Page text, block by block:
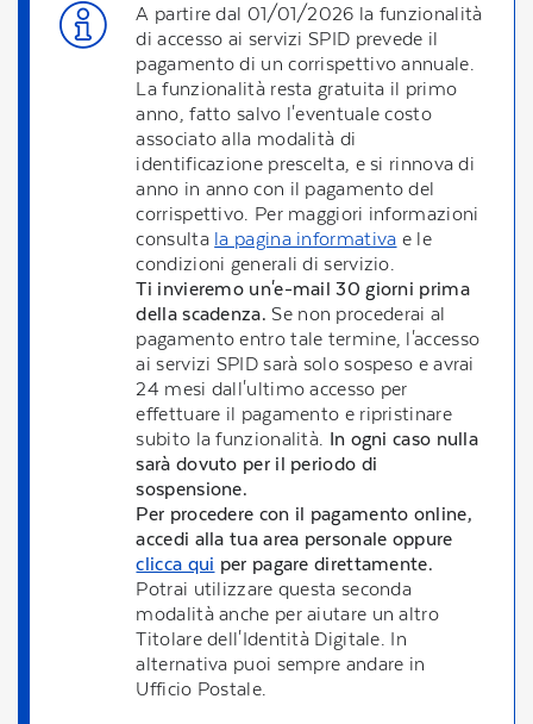
A partire dal 01/01/2026 la funzionalità
di accesso ai servizi SPID prevede il
pagamento di un corrispettivo annuale.
La funzionalità resta gratuita il primo
anno, fatto salvo l'eventuale costo
associato alla modalità di
identificazione prescelta, e si rinnova di
anno in anno con il pagamento del
corrispettivo. Per maggiori informazioni
consulta la pagina informativa e le
condizioni generali di servizio.
Ti invieremo un'e-mail 30 giorni prima
della scadenza. Se non procederai al
pagamento entro tale termine, l'accesso
ai servizi SPID sarà solo sospeso e avrai
24 mesi dall'ultimo accesso per
effettuare il pagamento e ripristinare
subito la funzionalità. In ogni caso nulla
sarà dovuto per il periodo di
sospensione.
Per procedere con il pagamento online,
accedi alla tua area personale oppure
clicca qui per pagare direttamente.
Potrai utilizzare questa seconda
modalità anche per aiutare un altro
Titolare dell'Identità Digitale. In
alternativa puoi sempre andare in
Ufficio Postale.